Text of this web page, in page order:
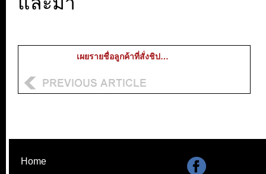
เผยรายชื่อลูกค้าที่สั่งชิป…
Home